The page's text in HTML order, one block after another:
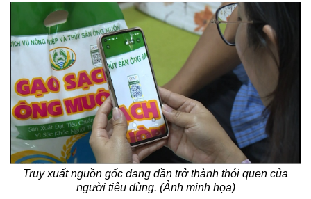
Truy xuất nguồn gốc đang dần trở thành thói quen của
người tiêu dùng. (Ảnh minh họa)